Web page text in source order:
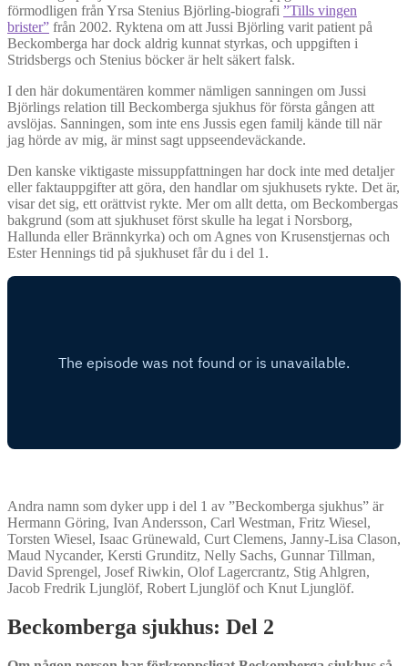
förmodligen från Yrsa Stenius Björling-biografi ”Tills vingen
brister” från 2002. Ryktena om att Jussi Björling varit patient på
Beckomberga har dock aldrig kunnat styrkas, och uppgiften i
Stridsbergs och Stenius böcker är helt säkert falsk.
I den här dokumentären kommer nämligen sanningen om Jussi
Björlings relation till Beckomberga sjukhus för första gången att
avslöjas. Sanningen, som inte ens Jussis egen familj kände till när
jag hörde av mig, är minst sagt uppseendeväckande.
Den kanske viktigaste missuppfattningen har dock inte med detaljer
eller faktauppgifter att göra, den handlar om sjukhusets rykte. Det är,
visar det sig, ett orättvist rykte. Mer om allt detta, om Beckombergas
bakgrund (som att sjukhuset först skulle ha legat i Norsborg,
Hallunda eller Brännkyrka) och om Agnes von Krusenstjernas och
Ester Hennings tid på sjukhuset får du i del 1.
Andra namn som dyker upp i del 1 av ”Beckomberga sjukhus” är
Hermann Göring, Ivan Andersson, Carl Westman, Fritz Wiesel,
Torsten Wiesel, Isaac Grünewald, Curt Clemens, Janny-Lisa Clason,
Maud Nycander, Kersti Grunditz, Nelly Sachs, Gunnar Tillman,
David Sprengel, Josef Riwkin, Olof Lagercrantz, Stig Ahlgren,
Jacob Fredrik Ljunglöf, Robert Ljunglöf och Knut Ljunglöf.
Beckomberga sjukhus: Del 2